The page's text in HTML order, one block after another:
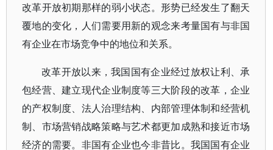
改革开放初期那样的弱小状态。形势已经发生了翻天
覆地的变化，人们需要用新的观念来考量国有与非国
有企业在市场竞争中的地位和关系。
改革开放以来，我国国有企业经过放权让利、承
包经营、建立现代企业制度等三大阶段的改革，企业
的产权制度、法人治理结构、内部管理体制和经营机
制、市场营销战略策略与艺术都更加成熟和接近市场
经济的需要。非国有企业也今非昔比。我国国有企业